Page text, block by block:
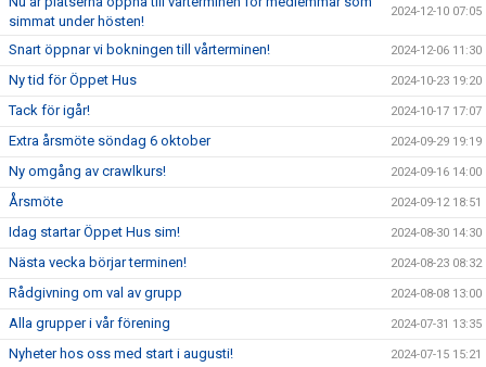
simmat under hösten!
2024-12-10 07:05
Snart öppnar vi bokningen till vårterminen! 2024-12-06 11:30
Ny tid för Öppet Hus 2024-10-23 19:20
Tack för igår! 2024-10-17 17:07
Extra årsmöte söndag 6 oktober 2024-09-29 19:19
Ny omgång av crawlkurs! 2024-09-16 14:00
Årsmöte 2024-09-12 18:51
Idag startar Öppet Hus sim! 2024-08-30 14:30
Nästa vecka börjar terminen! 2024-08-23 08:32
Rådgivning om val av grupp 2024-08-08 13:00
Alla grupper i vår förening 2024-07-31 13:35
Nyheter hos oss med start i augusti! 2024-07-15 15:21